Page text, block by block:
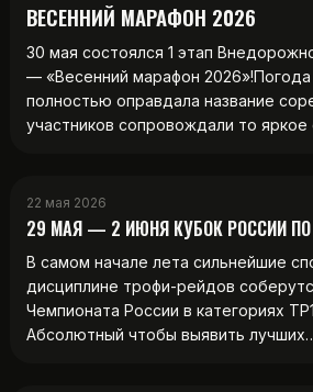
ВЕСЕННИЙ МАРАФОН 2026
30 мая состоялся 1 этап
— «Весенний марафон 2026»!Погода
полностью оправдала название
участников сопровождали то
22 мая 2026
29 МАЯ — 2 ИЮНЯ КУБОК РОССИИ
В самом начале лета сильнейшие
дисциплине трофи-рейдов
Чемпионата России в категориях
Абсолютный чтобы выявить